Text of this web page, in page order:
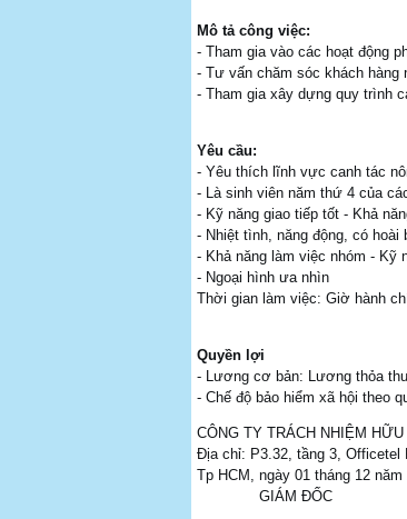
Mô tả công việc:
- Tham gia vào các hoạt động
- Tư vấn chăm sóc khách hàng
- Tham gia xây dựng quy trình
Yêu cầu:
- Yêu thích lĩnh vực canh tác
- Là sinh viên năm thứ 4 của
- Kỹ năng giao tiếp tốt - Khả
- Nhiệt tình, năng động, có hoài
- Khả năng làm việc nhóm - Kỹ
- Ngoại hình ưa nhìn
Thời gian làm việc: Giờ hành
Quyền lợi
- Lương cơ bản: Lương thỏa
- Chế độ bảo hiểm xã hội theo
CÔNG TY TRÁCH NHIỆM
Địa chỉ: P3.32, tầng 3, Officetel
Tp HCM, ngày 01 tháng 12 năm
GIÁM ĐỐC